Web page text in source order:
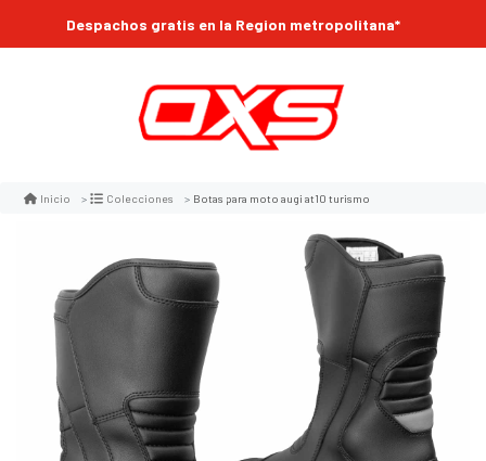
Despachos gratis en la Region metropolitana*
Inicio Colecciones Botas para moto augi at10 turismo